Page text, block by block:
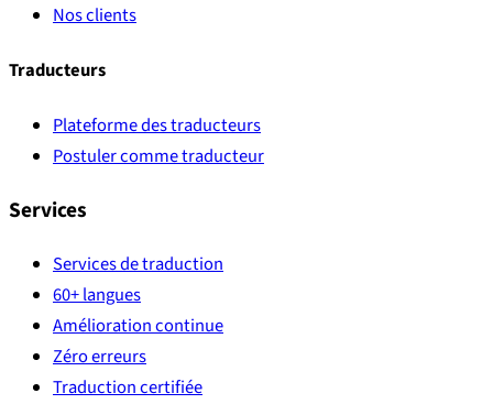
Nos clients
Traducteurs
Plateforme des traducteurs
Postuler comme traducteur
Services
Services de traduction
60+ langues
Amélioration continue
Zéro erreurs
Traduction certifiée